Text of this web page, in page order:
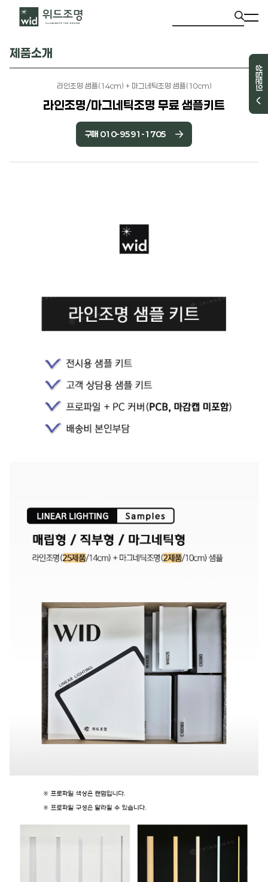
상담문의
제품소개
라인조명 샘플(14cm) + 마그네틱조명 샘플(10cm)
라인조명/마그네틱조명 무료 샘플키트
구매 010-9591-1705